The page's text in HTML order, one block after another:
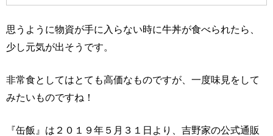
思うように物資が手に入らない時に牛丼が食べられたら、
少し元気が出そうです。
非常食としてはとても高価なものですが、一度味見をして
みたいものですね！
『缶飯』は２０１９年５月３１日より、吉野家の公式通販